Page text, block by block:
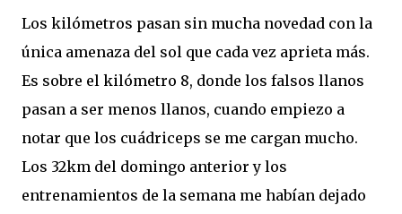
Los kilómetros pasan sin mucha novedad con la
única amenaza del sol que cada vez aprieta más.
Es sobre el kilómetro 8, donde los falsos llanos
pasan a ser menos llanos, cuando empiezo a
notar que los cuádriceps se me cargan mucho.
Los 32km del domingo anterior y los
entrenamientos de la semana me habían dejado